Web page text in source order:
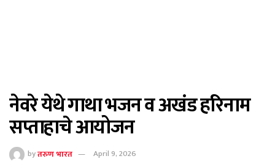
नेवरे येथे गाथा भजन व अखंड हरिनाम
सप्ताहाचे आयोजन
byतरुण भारत April 9, 2026